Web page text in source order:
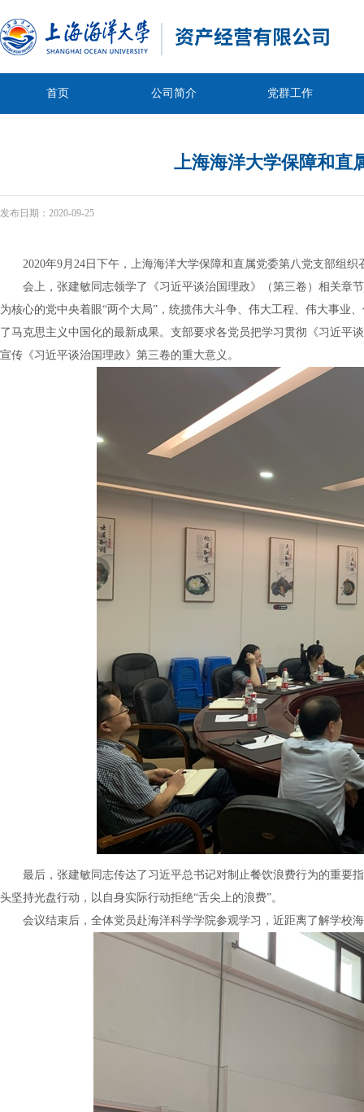
首页 公司简介 党群工作
上海海洋大学保障和直
发布日期： 2020-09-25
2020年9月24日下午，上海海洋大学保障和直属党委第八党支部组
会上，张建敏同志领学了《习近平谈治国理政》（第三卷）相关章
为核心的党中央着眼“两个大局”，统揽伟大斗争、伟大工程、伟大事业
了马克思主义中国化的最新成果。支部要求各党员把学习贯彻《习近平
宣传《习近平谈治国理政》第三卷的重大意义。
最后，张建敏同志传达了习近平总书记对制止餐饮浪费行为的重要
头坚持光盘行动，以自身实际行动拒绝“舌尖上的浪费”。
会议结束后，全体党员赴海洋科学学院参观学习，近距离了解学校